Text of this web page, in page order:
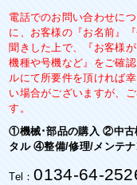
電話でのお問い合わせに
に、お客様の『お名前』
聞きした上で、『お客様
機種や号機など』をご確
ルにて所要件を頂ければ
い場合がございますが、
す。
①機械･部品の購入 ②中古
タル ④整備/修理/メンテ
Tel：0134-64-